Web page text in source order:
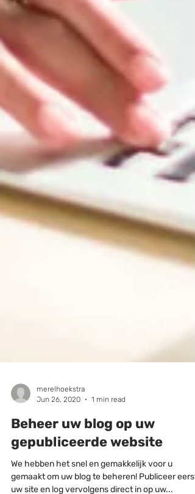
Jun 26, 2020
1 min read
Beheer uw blog op uw
gepubliceerde website
We hebben het snel en gemakkelijk voor u